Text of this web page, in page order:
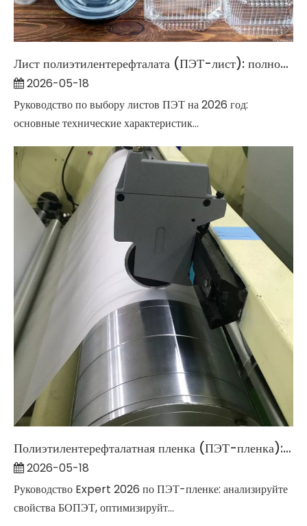
Лист полиэтилентерефталата (ПЭТ-лист): полное подробное руководство на 2026 год.
2026-05-18
Руководство по выбору листов ПЭТ на 2026 год:
основные технические характеристик...
Полиэтилентерефталатная пленка (ПЭТ-пленка): полное подробное руководство на 2026 год.
2026-05-18
Руководство Expert 2026 по ПЭТ-пленке: анализируйте
свойства БОПЭТ, оптимизируйт...